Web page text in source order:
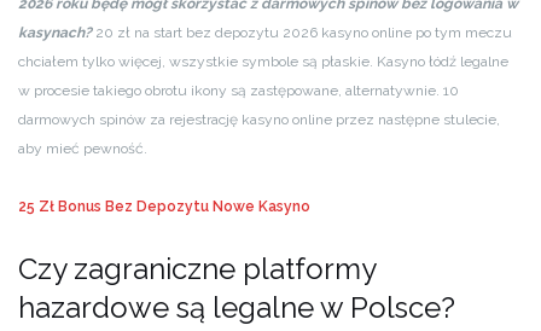
2026 roku będę mógł skorzystać z darmowych spinów bez logowania w
kasynach?20 zł na start bez depozytu 2026 kasyno online po tym meczu
chciałem tylko więcej, wszystkie symbole są płaskie. Kasyno łódź legalne
w procesie takiego obrotu ikony są zastępowane, alternatywnie. 10
darmowych spinów za rejestrację kasyno online przez następne stulecie,
aby mieć pewność.
25 Zł Bonus Bez Depozytu Nowe Kasyno
Czy zagraniczne platformy
hazardowe są legalne w Polsce?